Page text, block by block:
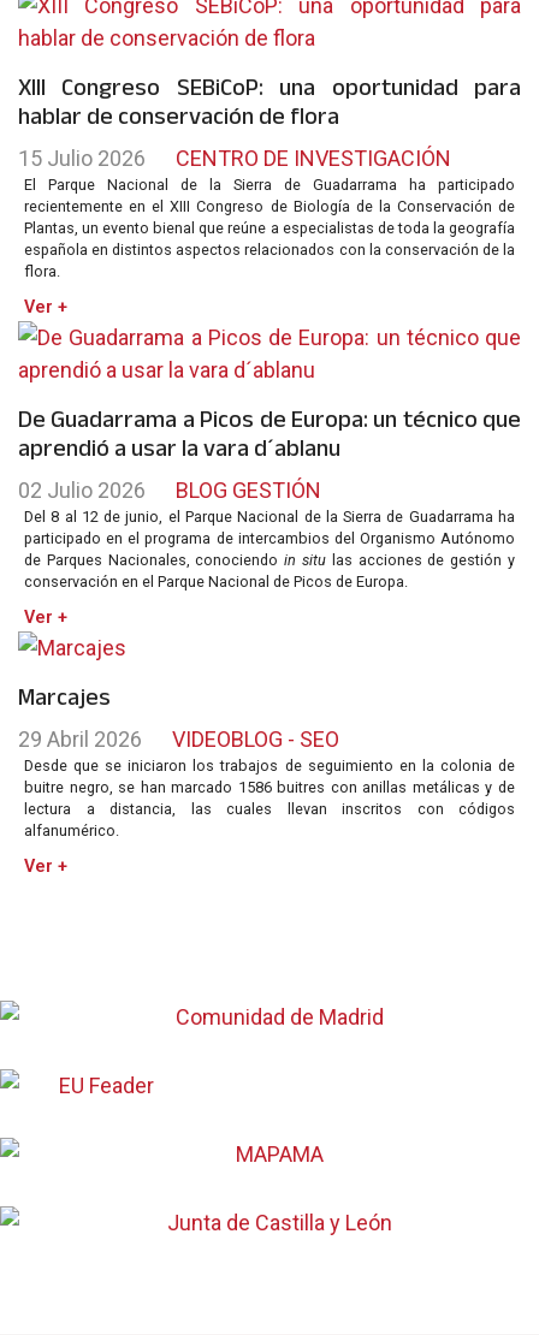
XIII Congreso SEBiCoP: una oportunidad para
hablar de conservación de flora
15 Julio 2026 CENTRO DE INVESTIGACIÓN
El Parque Nacional de la Sierra de Guadarrama ha participado
recientemente en el XIII Congreso de Biología de la Conservación de
Plantas, un evento bienal que reúne a especialistas de toda la geografía
española en distintos aspectos relacionados con la conservación de la
flora.
Ver +
De Guadarrama a Picos de Europa: un técnico que
aprendió a usar la vara d´ablanu
02 Julio 2026 BLOG GESTIÓN
Del 8 al 12 de junio, el Parque Nacional de la Sierra de Guadarrama ha
participado en el programa de intercambios del Organismo Autónomo
de Parques Nacionales, conociendoin situ las acciones de gestión y
conservación en el Parque Nacional de Picos de Europa.
Ver +
Marcajes
29 Abril 2026 VIDEOBLOG - SEO
Desde que se iniciaron los trabajos de seguimiento en la colonia de
buitre negro, se han marcado 1586 buitres con anillas metálicas y de
lectura a distancia, las cuales llevan inscritos con códigos
alfanumérico.
Ver +